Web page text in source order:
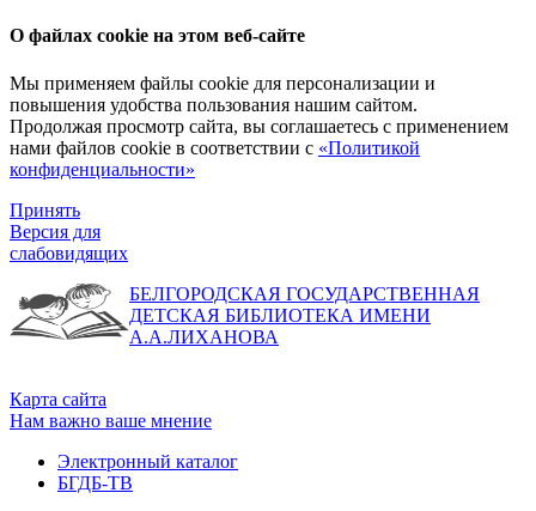
О файлах cookie на этом веб-сайте
Мы применяем файлы cookie для персонализации и
повышения удобства пользования нашим сайтом.
Продолжая просмотр сайта, вы соглашаетесь с применением
нами файлов cookie в соответствии с «Политикой
конфиденциальности»
Принять
Версия для
слабовидящих
БЕЛГОРОДСКАЯ ГОСУДАРСТВЕННАЯ
ДЕТСКАЯ БИБЛИОТЕКА ИМЕНИ
А.А.ЛИХАНОВА
Карта сайта
Нам важно ваше мнение
Электронный каталог
БГДБ-ТВ